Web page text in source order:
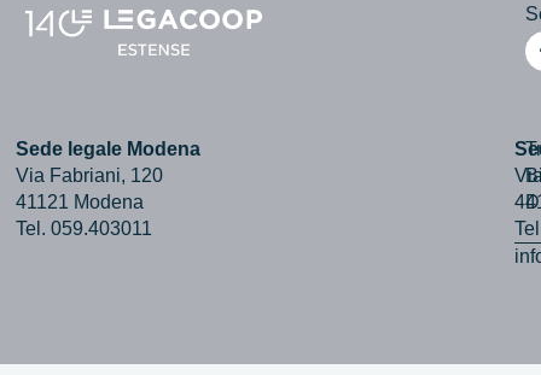
Sede legale Modena
Via Fabriani, 120
41121 Modena
Tel. 059.403011